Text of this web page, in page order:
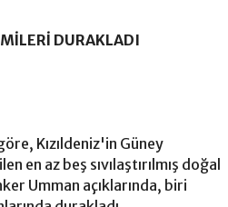
DURAKLADI
Kızıldeniz'in Güney
az beş sıvılaştırılmış doğal
Umman açıklarında, biri